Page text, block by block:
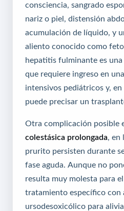
consciencia, sangrado
nariz o piel, distensión
acumulación de líquido, y
aliento conocido como
hepatitis fulminante es una
que requiere ingreso en
intensivos pediátricos y, en
puede precisar un
Otra complicación posible
colestásica prolongada ,
prurito persisten durante
fase aguda. Aunque no
resulta muy molesta para
tratamiento específico con
ursodesoxicólico para